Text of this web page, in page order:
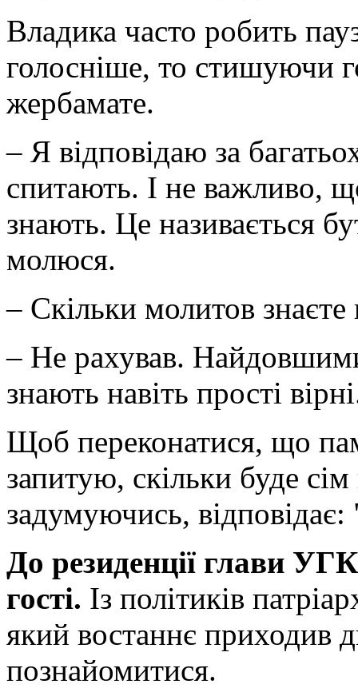
Владика часто робить
голос­ніше, то стишуючи
жербамате.
– Я відповідаю за
спитають. І не важливо,
знають. Це називається
молюся.
– Скільки молитов знаєте
– Не рахував.
знають навіть прості
Щоб переконатися, що
запитую, скільки буде
задумуючись,
До резиденції глави
гості. Із політиків
який востаннє приходив
познайомитися.